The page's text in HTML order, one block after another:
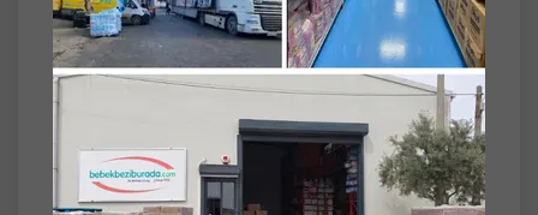
- Uygun beden tercih edilmediğinde
sızdırma ve uyum sorunları yaşanabilir.
Maksimum koruma ve rahatlık için
ölçülerinize uygun beden seçimi yapmanız
önemle tavsiye edilir.
Beden Bilgisi
- S - Küçük - Small: 65 – 85 cm Emicilik